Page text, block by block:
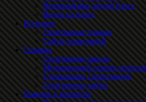
Фотоальбомы друзей блога
Видео на блоге
Полезное
Спортивные товары
Сайты трансляций
Справка
Спортивные школы
Медицинский осмотр
Страхование спортсменов
Спортивные сайты
Помощь и контакты